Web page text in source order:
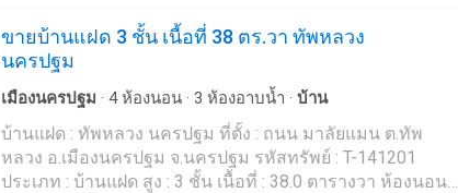
https://maps.google.com/?q=13.84781487,100.0783----
**เรามีบริการจัดสินเชื่อให้ฟรี พร้อมยินดีให้คำปรึกษา มีให้
เลือกทุกธนาคาร** **พร้อมอัตราดอกเบี้ยพิเศษ และ วงเงิน
สูงสุด 90-100% ของราคาประเมิน** สนใจสอบถามข้อมูลเพิ่ม
เติม หรือ นัดชมบ้านได้ที่ Tel : 081019---- มล (รหัสตัวแทน
3234) Line ID : -----------7 Tel : 089536---- เอก (รหัสตัวแทน
3234-1) Line ID : --------a Callcenter : 02-047----- สนใจดู
ขายบ้านแฝด 3 ชั้น เนื้อที่ 38 ตร.วา ทัพหลวง
นครปฐม
เมืองนครปฐม · 4ห้องนอน · 3 ห้องอาบน้ำ · บ้าน
บ้านแฝด : ทัพหลวง นครปฐม ที่ตั้ง : ถนน มาลัยแมน ต.ทัพ
หลวง อ.เมืองนครปฐม จ.นครปฐม รหัสทรัพย์ : T-141201
ประเภท : บ้านแฝด สูง : 3 ชั้น เนื้อที่ : 38.0 ตารางวา ห้องนอน :